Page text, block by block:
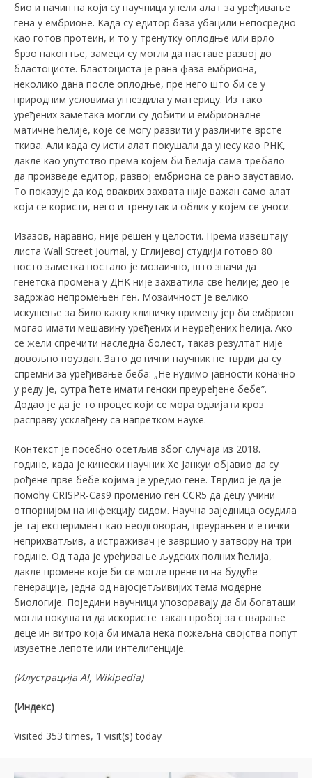
био и начин на који су научници унели алат за уређивање
гена у ембрионе. Kада су едитор база убацили непосредно
као готов протеин, и то у тренутку оплодње или врло
брзо након ње, замеци су могли да наставе развој до
бластоцисте. Бластоциста је рана фаза ембриона,
неколико дана после оплодње, пре него што би се у
природним условима угнездила у материцу. Из тако
уређених заметака могли су добити и ембрионалне
матичне ћелије, које се могу развити у различите врсте
ткива. Али када су исти алат покушали да унесу као РНK,
дакле као упутство према којем би ћелија сама требало
да произведе едитор, развој ембриона се рано зауставио.
То показује да код оваквих захвата није важан само алат
који се користи, него и тренутак и облик у којем се уноси.
Изазов, наравно, није решен у целости. Према извештају
листа Wall Street Journal, у Еглијевој студији готово 80
посто заметка постало је мозаично, што значи да
генетска промена у ДНK није захватила све ћелије; део је
задржао непромењен ген. Мозаичност је велико
искушење за било какву клиничку примену јер би ембрион
могао имати мешавину уређених и неуређених ћелија. Ако
се жели спречити наследна болест, такав резултат није
довољно поуздан. Зато дотични научник не тврди да су
спремни за уређивање беба: „Не нудимо јавности коначно
у реду је, сутра ћете имати генски преуређене бебе”.
Додао је да је то процес који се мора одвијати кроз
расправу усклађену са напретком науке.
Kонтекст је посебно осетљив због случаја из 2018.
године, када је кинески научник Хе Јанкуи објавио да су
рођене прве бебе којима је уредио гене. Тврдио је да је
помоћу CRISPR-Cas9 променио ген CCR5 да децу учини
отпорнијом на инфекцију сидом. Научна заједница осудила
је тај експеримент као неодговоран, преурањен и етички
неприхватљив, а истраживач је завршио у затвору на три
године. Од тада је уређивање људских полних ћелија,
дакле промене које би се могле пренети на будуће
генерације, једна од најосјетљивијих тема модерне
биологије. Поједини научници упозоравају да би богаташи
могли покушати да искористе такав пробој за стварање
деце ин витро која би имала нека пожељна својства попут
изузетне лепоте или интелигенције.
(Илустрација АI, Wikipediа)
(Индекс)
Visited 353 times, 1 visit(s) today